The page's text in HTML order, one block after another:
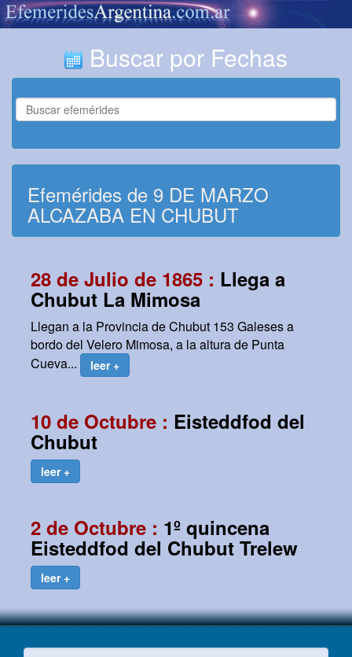
Buscar por Fechas
Efemérides de 9 DE MARZO
ALCAZABA EN CHUBUT
28 de Julio de 1865 : Llega a
Chubut La Mimosa
Llegan a la Provincia de Chubut 153 Galeses a
bordo del Velero Mimosa, a la altura de Punta
Cueva...
leer +
10 de Octubre : Eisteddfod del
Chubut
leer +
2 de Octubre : 1º quincena
Eisteddfod del Chubut Trelew
leer +